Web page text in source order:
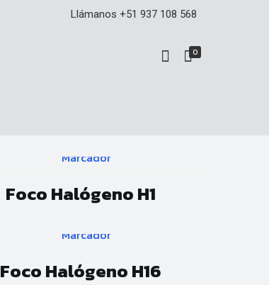
Llámanos +51 937 108 568
0
Foco Halógeno H1
Foco Halógeno H16